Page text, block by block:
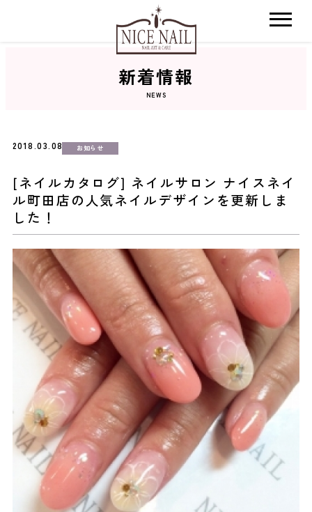
おすすめクーポン
料金メニュー
コンセプト
よくあるご質問
ご利用の流れ
取り扱いカラー
ネイル用語
新着情報
NEWS
2018.03.08 お知らせ
[ネイルカタログ] ネイルサロン ナイスネイ
ル町田店の人気ネイルデザインを更新しま
した！